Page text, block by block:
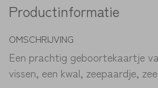
Productinformatie
OMSCHRIJVING
Een prachtig geboortekaartje
vissen, een kwal, zeepaardje,